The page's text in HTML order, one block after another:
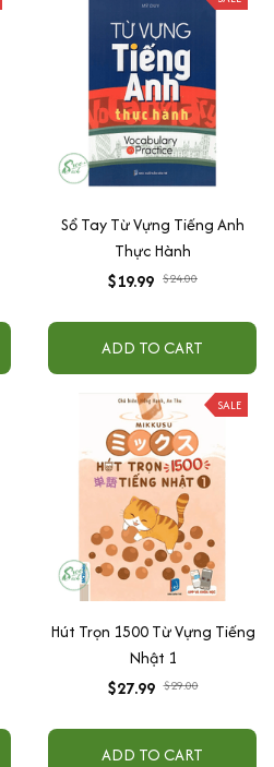
Sổ Tay Từ Vựng Tiếng Anh
Thực Hành
$19.99 $24.00
ADD TO CART
SALE
Hút Trọn 1500 Từ Vựng Tiếng
Nhật 1
$27.99 $29.00
ADD TO CART